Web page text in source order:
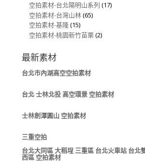
空拍素材-台北陽明山系列 (17)
空拍素材-台灣山林(65)
空拍素材-基隆(15)
空拍素材-桃園新竹苗栗(2)
最新素材
台北市內湖高空空拍素材
台北 士林北投 高空環景 空拍素材
士林劍潭圓山 空拍素材
三重空拍
台北大同區 大稻埕 三重區 台北火車站 台北
西區 空拍素材